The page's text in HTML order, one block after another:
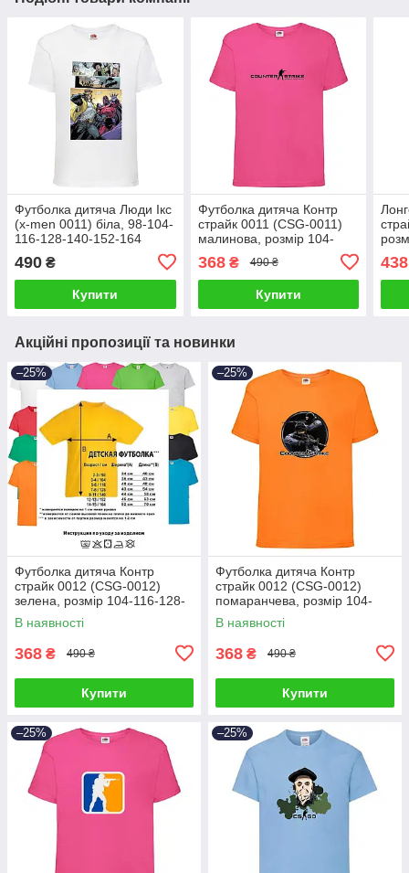
Футболка дитяча Люди Ікс
(x-men 0011) біла, 98-104-
116-128-140-152-164
490 ₴
Купити
Футболка дитяча Контр
страйк 0011 (CSG-0011)
малинова, розмір 104-
368₴ 490 ₴
Купити
438
Акційні пропозиції та новинки
–25%
Футболка дитяча Контр
страйк 0012 (CSG-0012)
зелена, розмір 104-116-128-
140-152-164
В наявності
368 ₴ 490 ₴
Купити
–25%
Футболка дитяча Контр
страйк 0012 (CSG-0012)
помаранчева, розмір 104-
116-128-140-152-164
В наявності
368 ₴ 490 ₴
Купити
–25% –25%